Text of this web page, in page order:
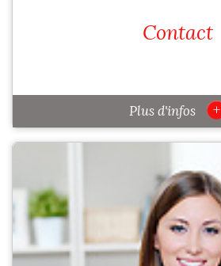
Contact
Plus d'infos +